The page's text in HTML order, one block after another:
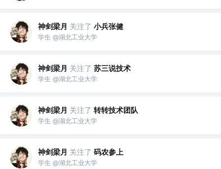
神剑梁月 关注了 小兵张健
学生 @湖北工业大学
神剑梁月 关注了 苏三说技术
学生 @湖北工业大学
神剑梁月 关注了 转转技术团队
学生 @湖北工业大学
神剑梁月 关注了 码农参上
学生 @湖北工业大学